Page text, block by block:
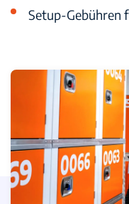
Setup-Gebühren